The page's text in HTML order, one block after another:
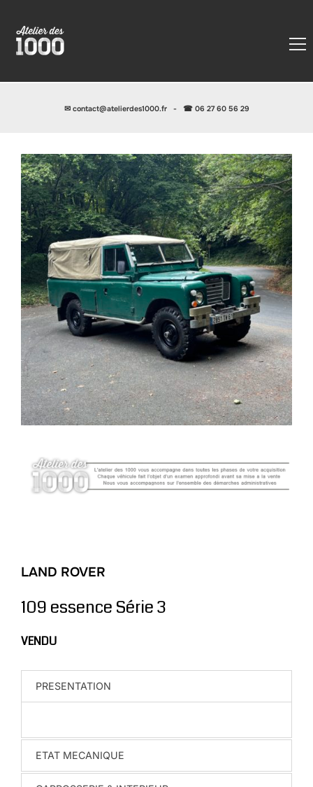
✉ contact@atelierdes1000.fr- ☎ 06 27 60 56 29
LAND ROVER
109 essence Série 3
VENDU
PRESENTATION
ETAT MECANIQUE